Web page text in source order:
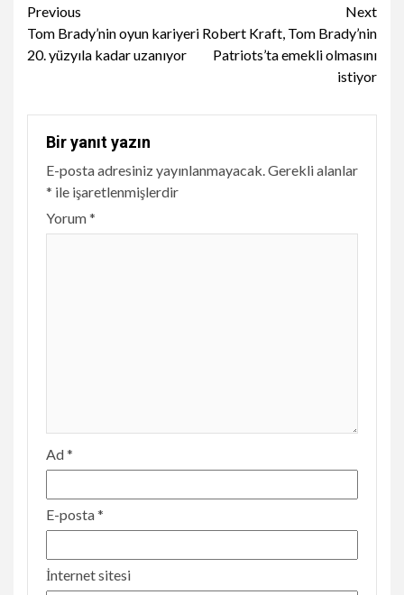
Continue
Reading
Previous
Tom Brady’nin oyun kariyeri
20. yüzyıla kadar uzanıyor
Next
Robert Kraft, Tom Brady’nin
Patriots’ta emekli olmasını
istiyor
Bir yanıt yazın
E-posta adresiniz yayınlanmayacak.Gerekli alanlar
* ile işaretlenmişlerdir
Yorum*
Ad*
E-posta*
İnternet sitesi